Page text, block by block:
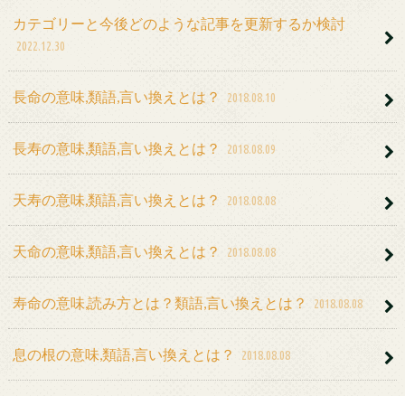
カテゴリーと今後どのような記事を更新するか検討
2022.12.30
長命の意味,類語,言い換えとは？ 2018.08.10
長寿の意味,類語,言い換えとは？ 2018.08.09
天寿の意味,類語,言い換えとは？ 2018.08.08
天命の意味,類語,言い換えとは？ 2018.08.08
寿命の意味,読み方とは？類語,言い換えとは？ 2018.08.08
息の根の意味,類語,言い換えとは？ 2018.08.08